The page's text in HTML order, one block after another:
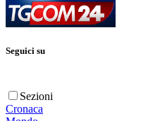
Seguici su
Sezioni
Cronaca